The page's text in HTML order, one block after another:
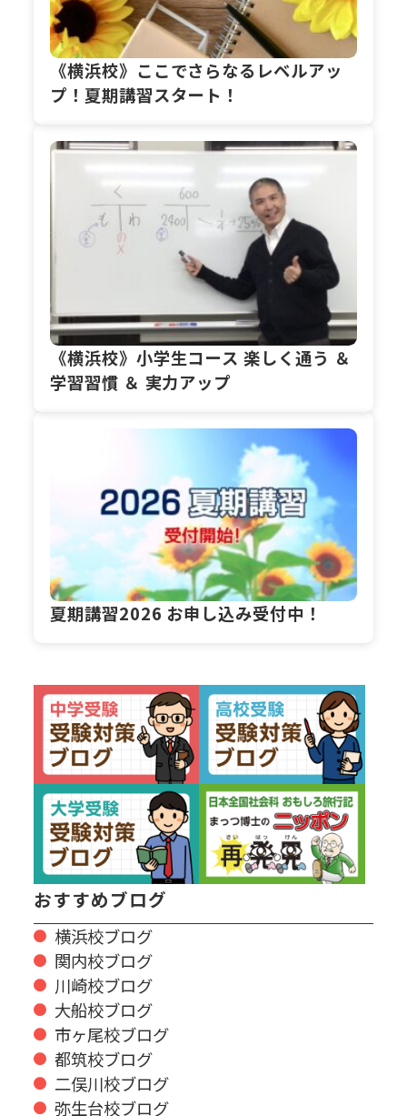
《横浜校》ここでさらなるレベルアッ
プ！夏期講習スタート！
《横浜校》小学生コース 楽しく通う ＆
学習習慣 ＆ 実力アップ
夏期講習2026 お申し込み受付中！
おすすめブログ
横浜校ブログ
関内校ブログ
川崎校ブログ
大船校ブログ
市ヶ尾校ブログ
都筑校ブログ
二俣川校ブログ
弥生台校ブログ